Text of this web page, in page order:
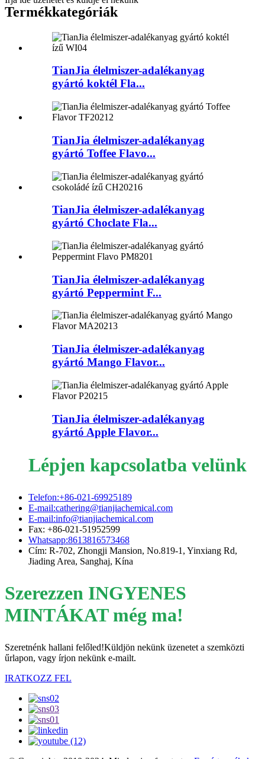
Termékkategóriák
TianJia élelmiszer-adalékanyag
gyártó koktél Fla...
TianJia élelmiszer-adalékanyag
gyártó Toffee Flavo...
TianJia élelmiszer-adalékanyag
gyártó Choclate Fla...
TianJia élelmiszer-adalékanyag
gyártó Peppermint F...
TianJia élelmiszer-adalékanyag
gyártó Mango Flavor...
TianJia élelmiszer-adalékanyag
gyártó Apple Flavor...
Lépjen kapcsolatba velünk
Telefon:+86-021-69925189
E-mail:cathering@tianjiachemical.com
E-mail:info@tianjiachemical.com
Fax: +86-021-51952599
Whatsapp:8613816573468
Cím: R-702, Zhongji Mansion, No.819-1, Yinxiang Rd,
Jiading Area, Sanghaj, Kína
Szerezzen INGYENES
MINTÁKAT még ma!
Szeretnénk hallani felőled!Küldjön nekünk üzenetet a szemközti
űrlapon, vagy írjon nekünk e-mailt.
IRATKOZZ FEL